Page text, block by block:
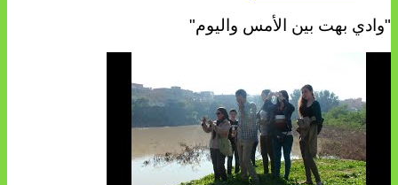
"وادي بهت بين الأمس واليوم"